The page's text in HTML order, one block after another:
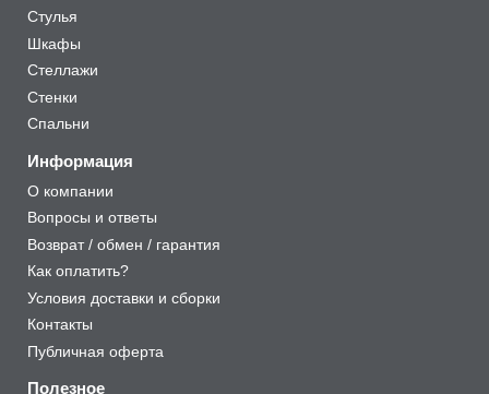
Стулья
Шкафы
Стеллажи
Стенки
Спальни
Информация
О компании
Вопросы и ответы
Возврат / обмен / гарантия
Как оплатить?
Условия доставки и сборки
Контакты
Публичная оферта
Полезное